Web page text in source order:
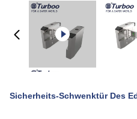
Sicherheits-Schwenktür Des